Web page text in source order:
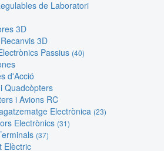
de Laboratori
3D
3D
Passius (40)
d'Acció
Quadcòpters
i Avions RC
Electrònica (23)
Electrònics (31)
(37)
Elèctric